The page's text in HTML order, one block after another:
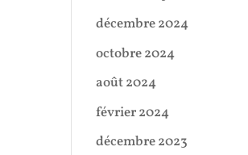
décembre 2024
octobre 2024
août 2024
février 2024
décembre 2023